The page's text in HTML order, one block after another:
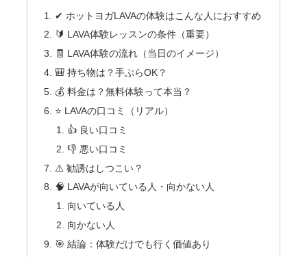
✔ ホットヨガLAVAの体験はこんな人におすすめ
🔰 LAVA体験レッスンの条件（重要）
🧾 LAVA体験の流れ（当日のイメージ）
🎒 持ち物は？手ぶらOK？
💰 料金は？無料体験って本当？
⭐ LAVAの口コミ（リアル）
👍 良い口コミ
👎 悪い口コミ
⚠️ 勧誘はしつこい？
🧠 LAVAが向いている人・向かない人
向いている人
向かない人
🎯 結論：体験だけでも行く価値あり